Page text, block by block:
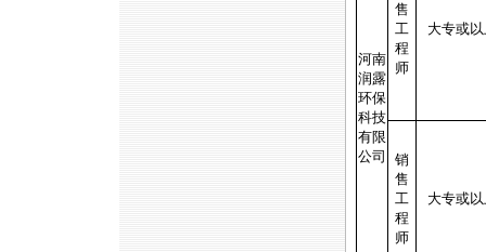
河南
润露
环保
科技
有限
公司
售
工
程
师
大专或
销
售
工
程
师
大专或